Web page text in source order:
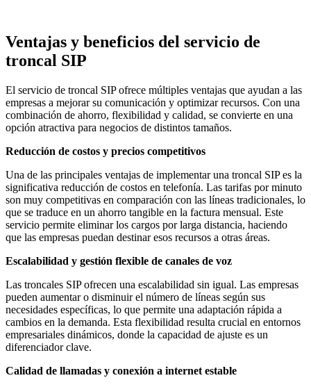
Ventajas y beneficios del servicio de
troncal SIP
El servicio de troncal SIP ofrece múltiples ventajas que ayudan a las
empresas a mejorar su comunicación y optimizar recursos. Con una
combinación de ahorro, flexibilidad y calidad, se convierte en una
opción atractiva para negocios de distintos tamaños.
Reducción de costos y precios competitivos
Una de las principales ventajas de implementar una troncal SIP es la
significativa reducción de costos en telefonía. Las tarifas por minuto
son muy competitivas en comparación con las líneas tradicionales, lo
que se traduce en un ahorro tangible en la factura mensual. Este
servicio permite eliminar los cargos por larga distancia, haciendo
que las empresas puedan destinar esos recursos a otras áreas.
Escalabilidad y gestión flexible de canales de voz
Las troncales SIP ofrecen una escalabilidad sin igual. Las empresas
pueden aumentar o disminuir el número de líneas según sus
necesidades específicas, lo que permite una adaptación rápida a
cambios en la demanda. Esta flexibilidad resulta crucial en entornos
empresariales dinámicos, donde la capacidad de ajuste es un
diferenciador clave.
Calidad de llamadas y conexión a internet estable